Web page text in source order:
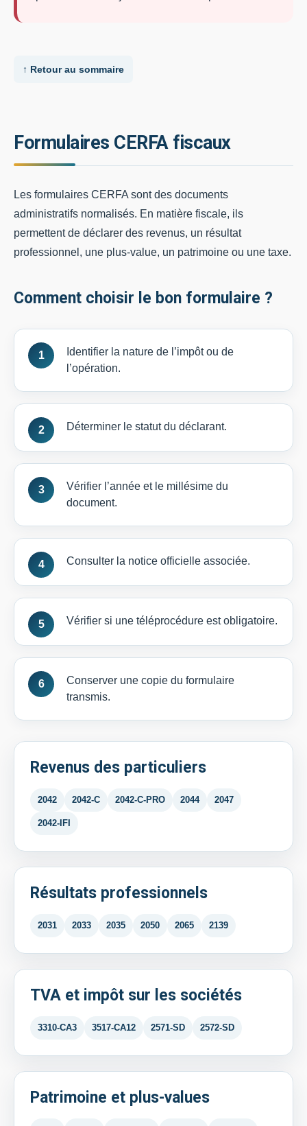
↑ Retour au sommaire
Formulaires CERFA fiscaux
Les formulaires CERFA sont des documents
administratifs normalisés. En matière fiscale, ils
permettent de déclarer des revenus, un résultat
professionnel, une plus-value, un patrimoine ou une taxe.
Comment choisir le bon formulaire ?
Identifier la nature de l’impôt ou de
l’opération.
Déterminer le statut du déclarant.
Vérifier l’année et le millésime du
document.
Consulter la notice officielle associée.
Vérifier si une téléprocédure est obligatoire.
Conserver une copie du formulaire
transmis.
Revenus des particuliers
2042 2042-C 2042-C-PRO 2044 2047
2042-IFI
Résultats professionnels
2031 2033 2035 2050 2065 2139
TVA et impôt sur les sociétés
3310-CA3 3517-CA12 2571-SD 2572-SD
Patrimoine et plus-values